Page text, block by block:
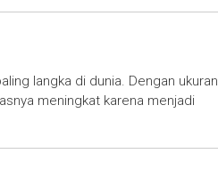
langka di dunia. Dengan ukuran
meningkat karena menjadi